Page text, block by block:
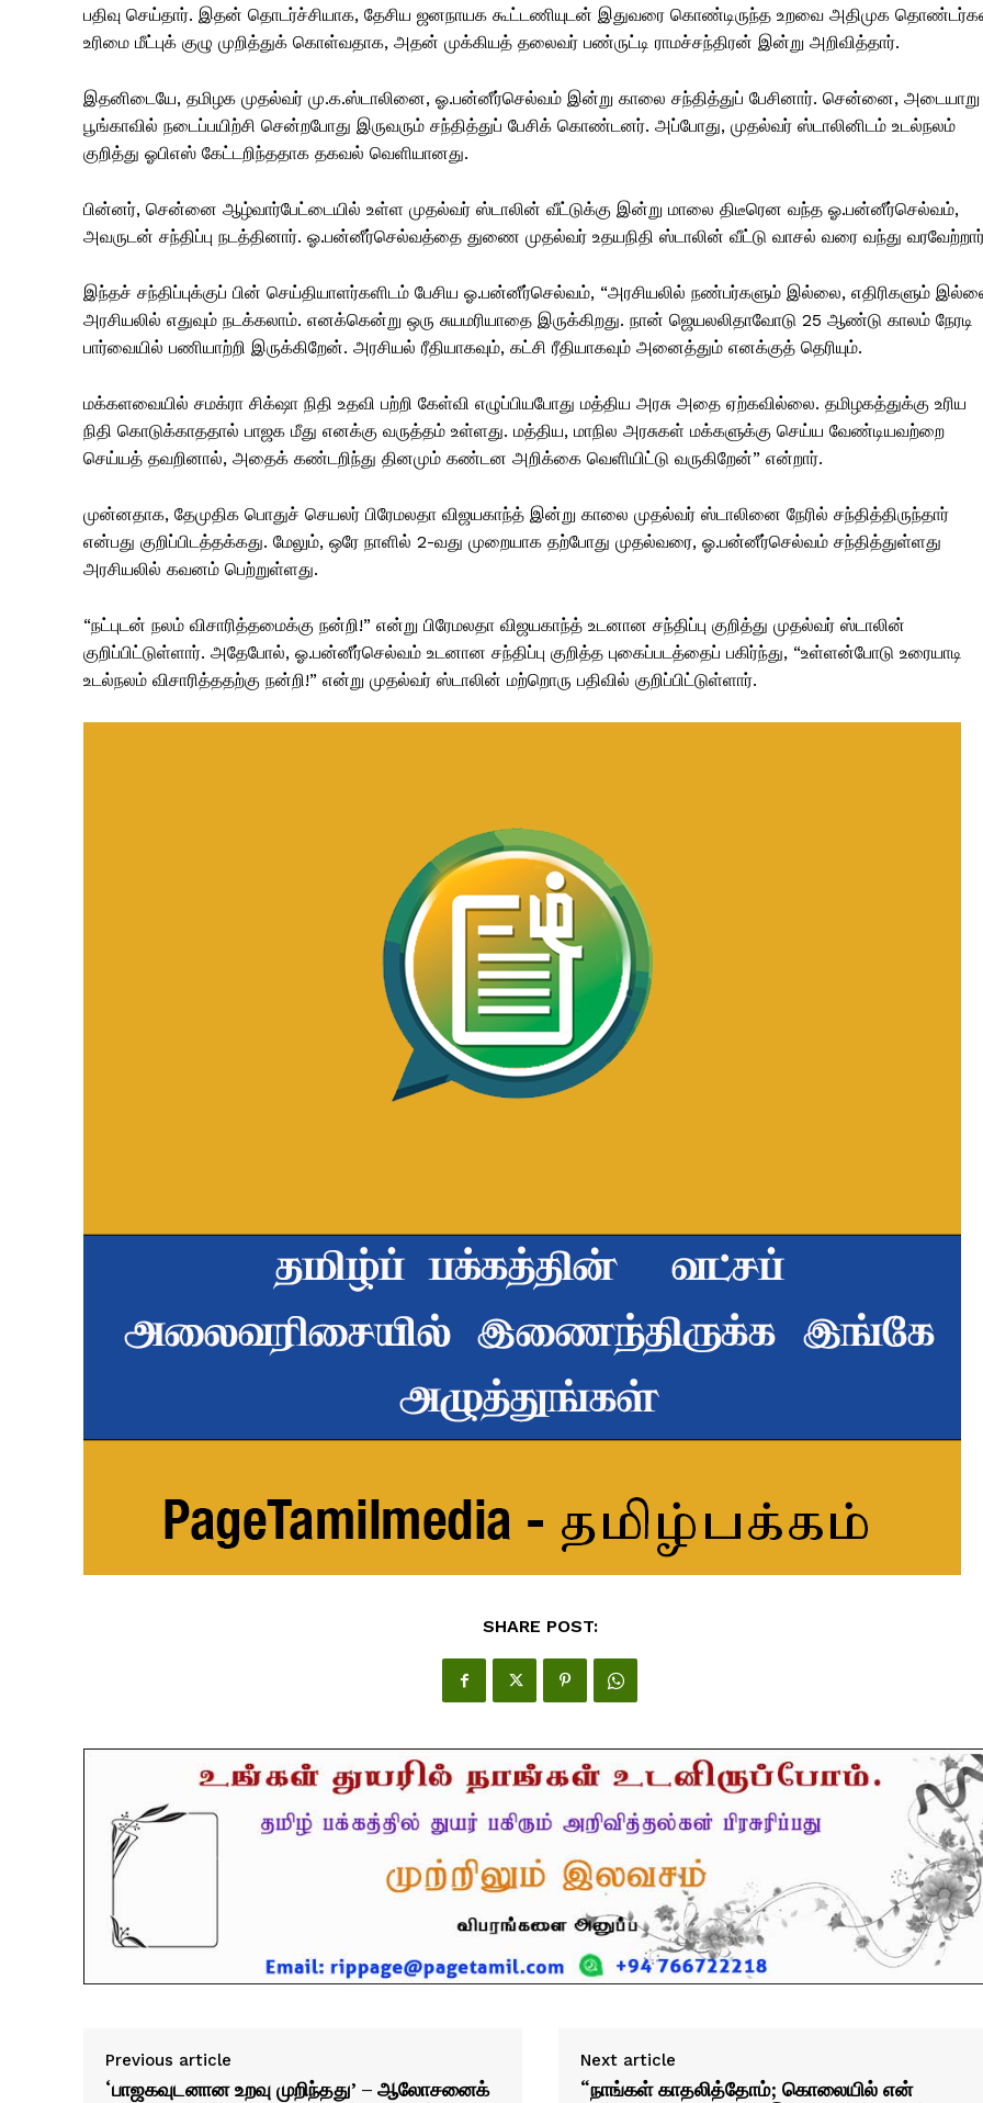
பதிவு செய்தார். இதன் தொடர்ச்சியாக, தேசிய ஜனநாயக கூட்டணியுடன் இதுவரை கொண்டிருந்த உறவை அதிமுக
உரிமை மீட்புக் குழு முறித்துக் கொள்வதாக, அதன் முக்கியத் தலைவர் பண்ருட்டி ராமச்சந்திரன் இன்று அறிவித்தார்.
இதனிடையே, தமிழக முதல்வர் மு.க.ஸ்டாலினை, ஓ.பன்னீர்செல்வம் இன்று காலை சந்தித்துப் பேசினார். சென்னை, அடையாறு
பூங்காவில் நடைப்பயிற்சி சென்றபோது இருவரும் சந்தித்துப் பேசிக் கொண்டனர். அப்போது, முதல்வர் ஸ்டாலினிடம் உடல்நலம்
குறித்து ஓபிஎஸ் கேட்டறிந்ததாக தகவல் வெளியானது.
பின்னர், சென்னை ஆழ்வார்பேட்டையில் உள்ள முதல்வர் ஸ்டாலின் வீட்டுக்கு இன்று மாலை திடீரென வந்த ஓ.பன்னீர்செல்வம்,
அவருடன் சந்திப்பு நடத்தினார். ஓ.பன்னீர்செல்வத்தை துணை முதல்வர் உதயநிதி ஸ்டாலின் வீட்டு வாசல் வரை வந்து
இந்தச் சந்திப்புக்குப் பின் செய்தியாளர்களிடம் பேசிய ஓ.பன்னீர்செல்வம், “அரசியலில் நண்பர்களும் இல்லை, எதிரிகளும்
அரசியலில் எதுவும் நடக்கலாம். எனக்கென்று ஒரு சுயமரியாதை இருக்கிறது. நான் ஜெயலலிதாவோடு 25 ஆண்டு காலம் நேரடி
பார்வையில் பணியாற்றி இருக்கிறேன். அரசியல் ரீதியாகவும், கட்சி ரீதியாகவும் அனைத்தும் எனக்குத் தெரியும்.
மக்களவையில் சமக்ரா சிக்‌ஷா நிதி உதவி பற்றி கேள்வி எழுப்பியபோது மத்திய அரசு அதை ஏற்கவில்லை. தமிழகத்துக்கு உரிய
நிதி கொடுக்காததால் பாஜக மீது எனக்கு வருத்தம் உள்ளது. மத்திய, மாநில அரசுகள் மக்களுக்கு செய்ய வேண்டியவற்றை
செய்யத் தவறினால், அதைக் கண்டறிந்து தினமும் கண்டன அறிக்கை வெளியிட்டு வருகிறேன்” என்றார்.
முன்னதாக, தேமுதிக பொதுச் செயலர் பிரேமலதா விஜயகாந்த் இன்று காலை முதல்வர் ஸ்டாலினை நேரில் சந்தித்திருந்தார்
என்பது குறிப்பிடத்தக்கது. மேலும், ஒரே நாளில் 2-வது முறையாக தற்போது முதல்வரை, ஓ.பன்னீர்செல்வம் சந்தித்துள்ளது
அரசியலில் கவனம் பெற்றுள்ளது.
“நட்புடன் நலம் விசாரித்தமைக்கு நன்றி!” என்று பிரேமலதா விஜயகாந்த் உடனான சந்திப்பு குறித்து முதல்வர் ஸ்டாலின்
குறிப்பிட்டுள்ளார். அதேபோல், ஓ.பன்னீர்செல்வம் உடனான சந்திப்பு குறித்த புகைப்படத்தைப் பகிர்ந்து, “உள்ளன்போடு உரையாடி
உடல்நலம் விசாரித்ததற்கு நன்றி!” என்று முதல்வர் ஸ்டாலின் மற்றொரு பதிவில் குறிப்பிட்டுள்ளார்.
SHARE POST:
Previous article
‘பாஜகவுடனான உறவு முறிந்தது’ – ஆலோசனைக்
Next article
“நாங்கள் காதலித்தோம்; கொலையில் என்